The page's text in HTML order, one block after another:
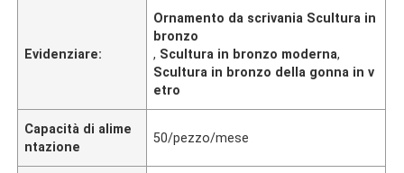
Evidenziare:
Ornamento da scrivania Scultura in
bronzo
, Scultura in bronzo moderna,
Scultura in bronzo della gonna in v
etro
Capacità di alime
ntazione
50/pezzo/mese